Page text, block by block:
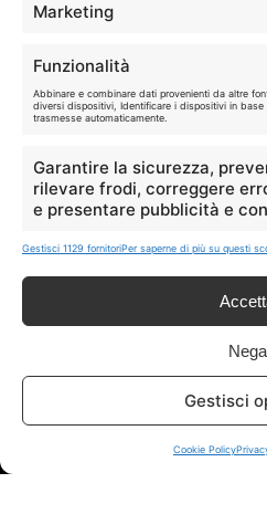
Marketing
Funzionalità
Abbinare e combinare dati provenienti da altre
diversi dispositivi, Identificare i dispositivi in base
trasmesse automaticamente.
Garantire la sicurezza,
rilevare frodi, correggere
e presentare pubblicità e
Gestisci 1129 fornitoriPer saperne di più su questi
Nega
Gestisci
Cookie Policy
Disclaimer
segnalate possono subire
In qualità di Affiliato Amazon ed